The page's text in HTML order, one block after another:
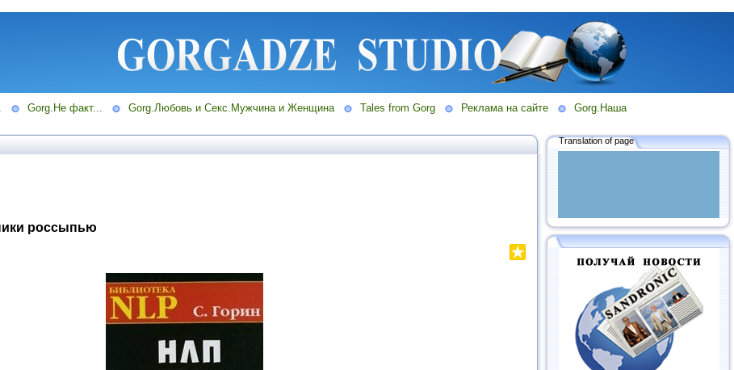
Gorg.Не факт... Gorg.Любовь и Секс.Мужчина и Женщина Tales from Gorg Реклама на сайте
Gorg.Наша
россыпью
Translation of page